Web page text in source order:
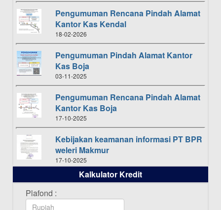
Pengumuman Rencana Pindah Alamat
Kantor Kas Kendal
18-02-2026
Pengumuman Pindah Alamat Kantor
Kas Boja
03-11-2025
Pengumuman Rencana Pindah Alamat
Kantor Kas Boja
17-10-2025
Kebijakan keamanan informasi PT BPR
weleri Makmur
17-10-2025
Daftar Pemenang Undian TAMASHA
Bulan Oktober 2025
16-10-2025
Kalkulator Kredit
Plafond :